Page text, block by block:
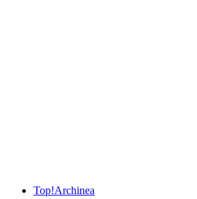
Top!Archinea